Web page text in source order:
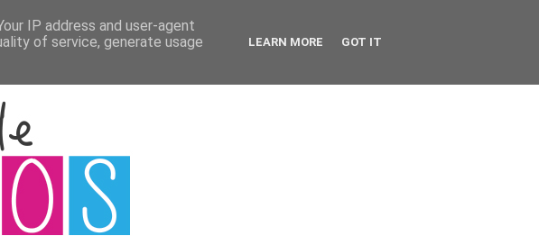
IP address and user-agent
of service, generate usage
LEARN MORE GOT IT